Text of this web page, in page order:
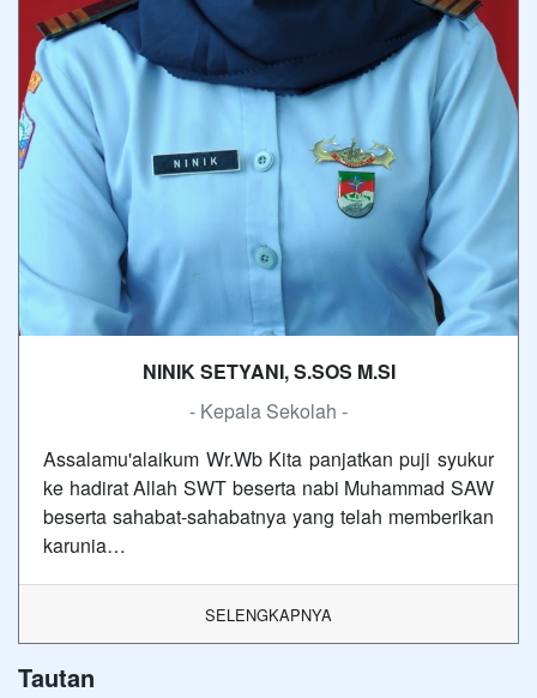
NINIK SETYANI, S.SOS M.SI
- Kepala Sekolah -
Assalamu'alaikum Wr.Wb Kita panjatkan puji syukur
ke hadirat Allah SWT beserta nabi Muhammad SAW
beserta sahabat-sahabatnya yang telah memberikan
karunia…
SELENGKAPNYA
Tautan